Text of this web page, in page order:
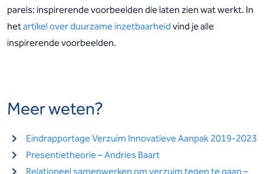
parels: inspirerende voorbeelden die laten zien wat werkt. In
hetartikel over duurzame inzetbaarheid vind je alle
inspirerende voorbeelden.
Meer weten?
Eindrapportage Verzuim Innovatieve Aanpak 2019-2023
Presentietheorie – Andries Baart
Relationeel samenwerken om verzuim tegen te gaan –